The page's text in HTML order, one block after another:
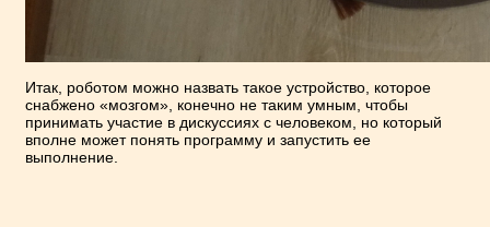
Итак, роботом можно назвать такое устройство, которое
снабжено «мозгом», конечно не таким умным, чтобы
принимать участие в дискуссиях с человеком, но который
вполне может понять программу и запустить ее
выполнение.